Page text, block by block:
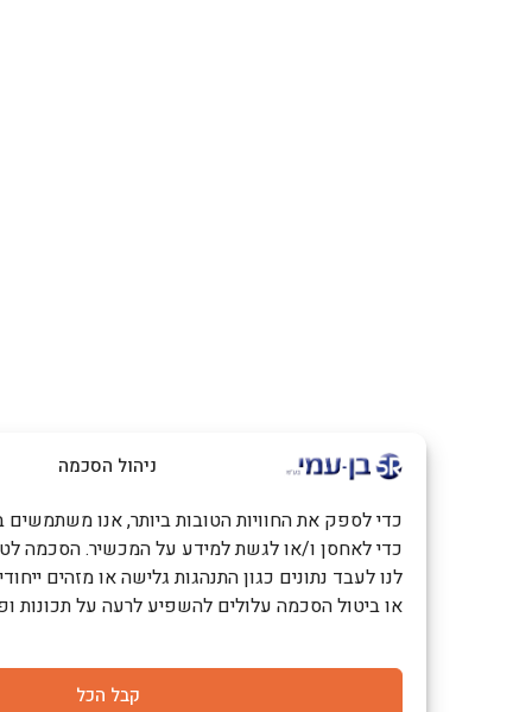
כדי לספק את החוויות הטובות ביותר, אנו משתמשים בטכנולוגיות
כדי לאחסן ו/או לגשת למידע על המכשיר. הסכמה לטכנולוגיות
לנו לעבד נתונים כגון התנהגות גלישה או מזהים ייחודיים באתר
או ביטול הסכמה עלולים להשפיע לרעה על תכונות ופונקציות